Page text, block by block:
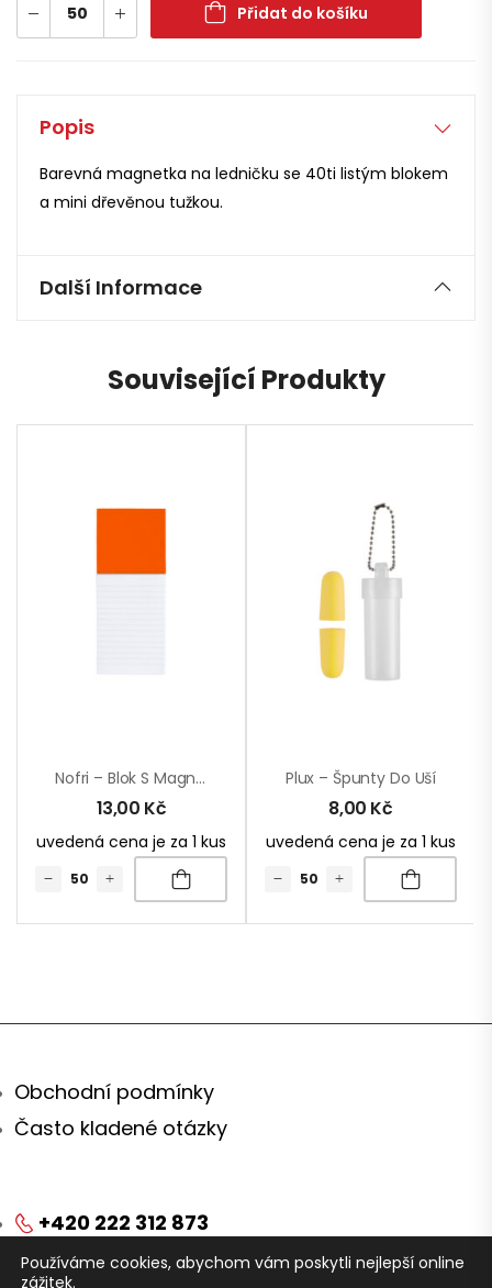
Přidat do košíku
Popis
Barevná magnetka na ledničku se 40ti listým blokem
a mini dřevěnou tužkou.
Další Informace
Související Produkty
Nofri – Blok S Magnetkou
13,00 Kč
uvedená cena je za 1 kus
Plux – Špunty Do Uší
8,00 Kč
uvedená cena je za 1 kus
Obchodní podmínky
Často kladené otázky
+420 222 312 873
obchod@arei.cz
Používáme cookies, abychom vám poskytli nejlepší online
zážitek.